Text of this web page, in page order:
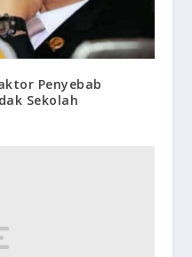
Penyebab
Sekolah